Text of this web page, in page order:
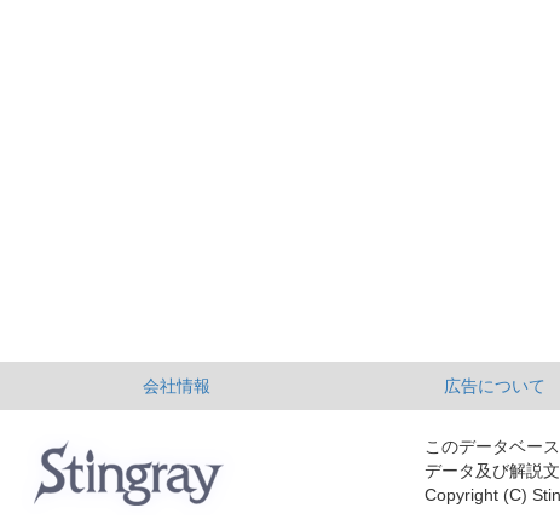
会社情報 広告について
このデータベー
データ及び解説
Copyright (C)